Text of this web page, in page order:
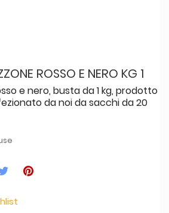
ROSSO E NERO KG 1
e nero, busta da 1 kg, prodotto
da noi da sacchi da 20